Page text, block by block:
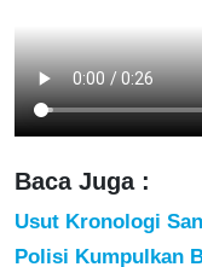
Baca Juga :
Usut Kronologi
Polisi Kumpulkan